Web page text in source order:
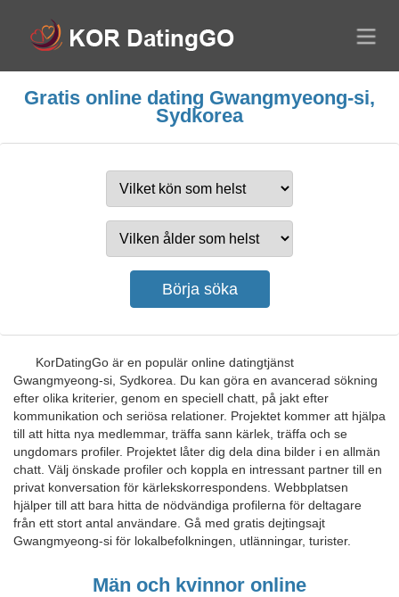
Gratis online dating Gwangmyeong-si,
Sydkorea
KorDatingGo är en populär online datingtjänst
Gwangmyeong-si, Sydkorea. Du kan göra en avancerad sökning
efter olika kriterier, genom en speciell chatt, på jakt efter
kommunikation och seriösa relationer. Projektet kommer att hjälpa
till att hitta nya medlemmar, träffa sann kärlek, träffa och se
ungdomars profiler. Projektet låter dig dela dina bilder i en allmän
chatt. Välj önskade profiler och koppla en intressant partner till en
privat konversation för kärlekskorrespondens. Webbplatsen
hjälper till att bara hitta de nödvändiga profilerna för deltagare
från ett stort antal användare. Gå med gratis dejtingsajt
Gwangmyeong-si för lokalbefolkningen, utlänningar, turister.
Män och kvinnor online